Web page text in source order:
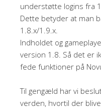
understøtte logins fra
Dette betyder at man
1.8.x/1.9.x.
Indholdet og
version 1.8. Så det er
fede funktioner på
Til gengæld har vi
verden, hvortil der